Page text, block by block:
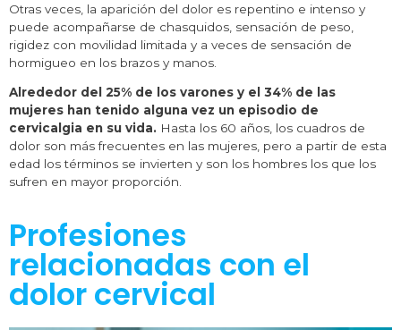
Otras veces, la aparición del dolor es repentino e intenso y
puede acompañarse de chasquidos, sensación de peso,
rigidez con movilidad limitada y a veces de sensación de
hormigueo en los brazos y manos.
Alrededor del 25% de los varones y el 34% de las
mujeres han tenido alguna vez un episodio de
cervicalgia en su vida. Hasta los 60 años, los cuadros de
dolor son más frecuentes en las mujeres, pero a partir de esta
edad los términos se invierten y son los hombres los que los
sufren en mayor proporción.
Profesiones
relacionadas con el
dolor cervical